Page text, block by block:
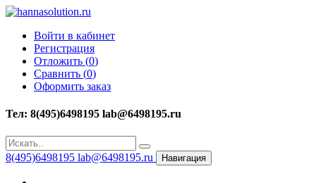
Войти в кабинет
Регистрация
Отложить (0)
Сравнить (0)
Оформить заказ
Тел: 8(495)6498195 lab@6498195.ru
8(495)6498195 lab@6498195.ru Навигация